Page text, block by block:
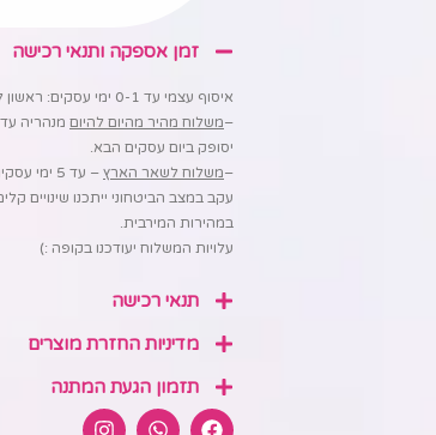
זמן אספקה ותנאי רכישה
איסוף עצמי עד 0-1 ימי עסקים: ראשון לציון מוצקין 5 (בתיאום מראש!)
–משלוח מהיר מהיום להיום
יסופק ביום עסקים הבא.
–משלוח לשאר הארץ – עד 5 ימי עסקים.
עקב במצב הביטחוני ייתכנו שינויים
במהירות המירבית.
עלויות המשלוח יעודכנו בקופה :)
תנאי רכישה
מדיניות החזרת מוצרים
תזמון הגעת המתנה